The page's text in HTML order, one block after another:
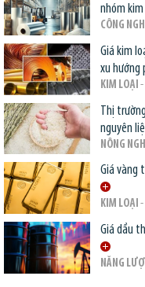
nhóm kim
CÔNG
Giá kim
xu hướng
KIM LOẠI -
Thị
nguyên
NÔNG
Giá vàng
KIM LOẠI -
Giá dầu
NĂNG